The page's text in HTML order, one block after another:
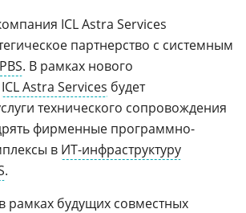
ICL Astra Services
партнерство с системным
. В рамках нового
ICL Astra Services будет
технического сопровождения
фирменные программно-
в ИТ-инфраструктуру
.
рамках будущих совместных